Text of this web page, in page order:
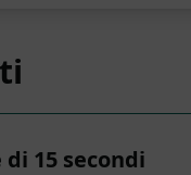
15 secondi